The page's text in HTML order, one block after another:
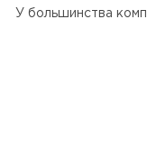
У большинства